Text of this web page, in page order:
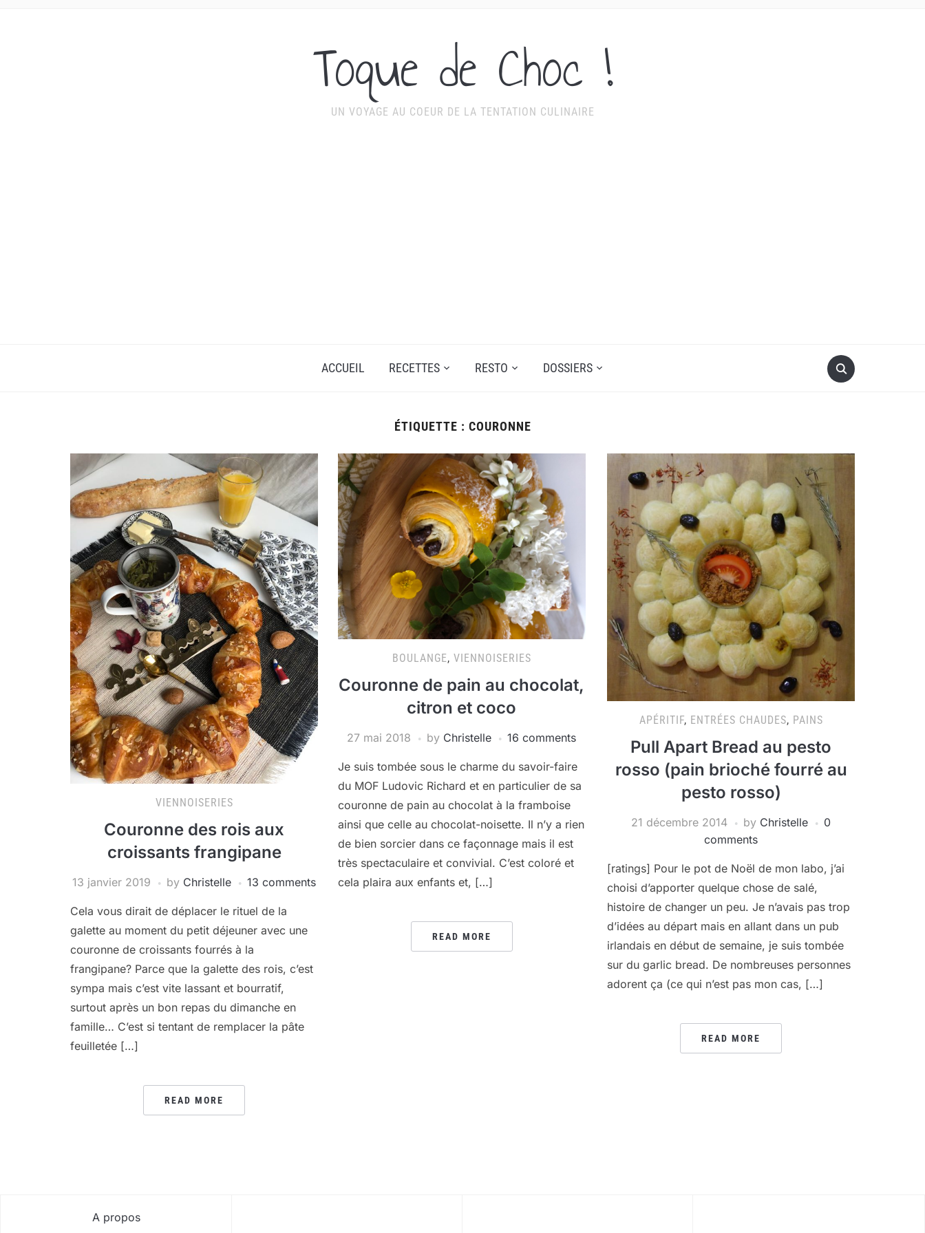
Toque de Choc !
UN VOYAGE AU COEUR DE LA TENTATION CULINAIRE
ACCUEIL RECETTES RESTO DOSSIERS
ÉTIQUETTE : COURONNE
VIENNOISERIES
Couronne des rois aux
croissants frangipane
13 janvier 2019 by Christelle 13 comments
Cela vous dirait de déplacer le rituel de la
galette au moment du petit déjeuner avec une
couronne de croissants fourrés à la
frangipane? Parce que la galette des rois, c’est
sympa mais c’est vite lassant et bourratif,
surtout après un bon repas du dimanche en
famille… C’est si tentant de remplacer la pâte
feuilletée […]
READ MORE
BOULANGE, VIENNOISERIES
Couronne de pain au chocolat,
citron et coco
27 mai 2018 by Christelle 16 comments
Je suis tombée sous le charme du savoir-faire
du MOF Ludovic Richard et en particulier de sa
couronne de pain au chocolat à la framboise
ainsi que celle au chocolat-noisette. Il n’y a rien
de bien sorcier dans ce façonnage mais il est
très spectaculaire et convivial. C’est coloré et
cela plaira aux enfants et, […]
READ MORE
APÉRITIF, ENTRÉES CHAUDES, PAINS
Pull Apart Bread au pesto
rosso (pain brioché fourré au
pesto rosso)
21 décembre 2014 by Christelle
0
comments
[ratings] Pour le pot de Noël de mon labo, j’ai
choisi d’apporter quelque chose de salé,
histoire de changer un peu. Je n’avais pas trop
d’idées au départ mais en allant dans un pub
irlandais en début de semaine, je suis tombée
sur du garlic bread. De nombreuses personnes
adorent ça (ce qui n’est pas mon cas, […]
READ MORE
A propos